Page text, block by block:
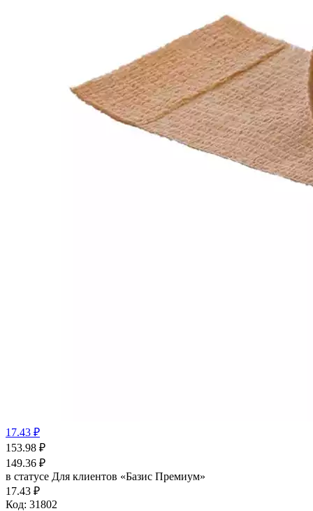
17.43 ₽
153.98 ₽
149.36 ₽
в статусе Для клиентов «Базис Премиум»
17.43 ₽
Код: 31802